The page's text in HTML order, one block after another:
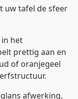
uw tafel de sfeer
het
prettig aan en
of oranjegeel
afwerking,